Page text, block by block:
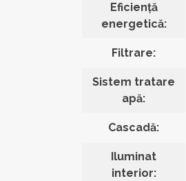
Eficiență
energetică:
Filtrare:
Sistem tratare
apă:
Cascadă:
Iluminat
interior: